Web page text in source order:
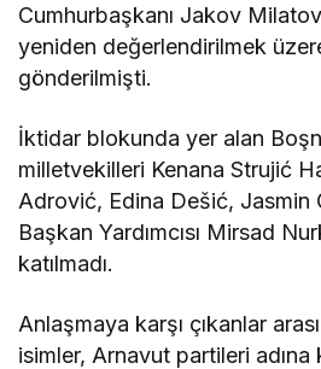
Cumhurbaşkanı Jakov
yeniden değerlendirilmek
gönderilmişti.
İktidar blokunda yer alan
milletvekilleri Kenana Strujić
Adrović, Edina Dešić, Jasmin
Başkan Yardımcısı Mirsad
katılmadı.
Anlaşmaya karşı çıkanlar
isimler, Arnavut partileri